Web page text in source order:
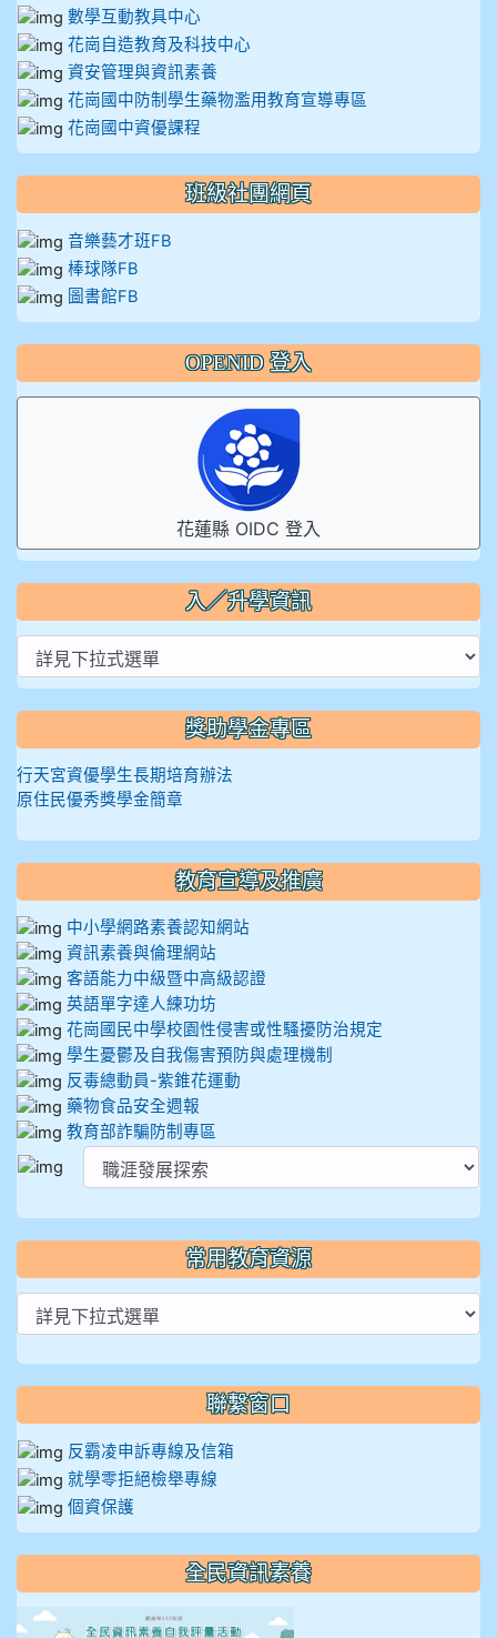
數學互動教具中心
花崗自造教育及科技中心
資安管理與資訊素養
花崗國中防制學生藥物濫用教育宣導專區
花崗國中資優課程
班級社團網頁
音樂藝才班FB
棒球隊FB
圖書館FB
OPENID 登入
花蓮縣 OIDC 登入
入／升學資訊
獎助學金專區
行天宮資優學生長期培育辦法
原住民優秀獎學金簡章
教育宣導及推廣
中小學網路素養認知網站
資訊素養與倫理網站
客語能力中級暨中高級認證
英語單字達人練功坊
花崗國民中學校園性侵害或性騷擾防治規定
學生憂鬱及自我傷害預防與處理機制
反毒總動員-紫錐花運動
藥物食品安全週報
教育部詐騙防制專區
常用教育資源
聯繫窗口
反霸凌申訴專線及信箱
就學零拒絕檢舉專線
個資保護
全民資訊素養